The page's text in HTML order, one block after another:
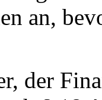
an,
der